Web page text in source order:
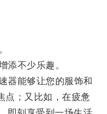
不少乐趣。
能够让您的服饰和
点；又比如，在疲惫